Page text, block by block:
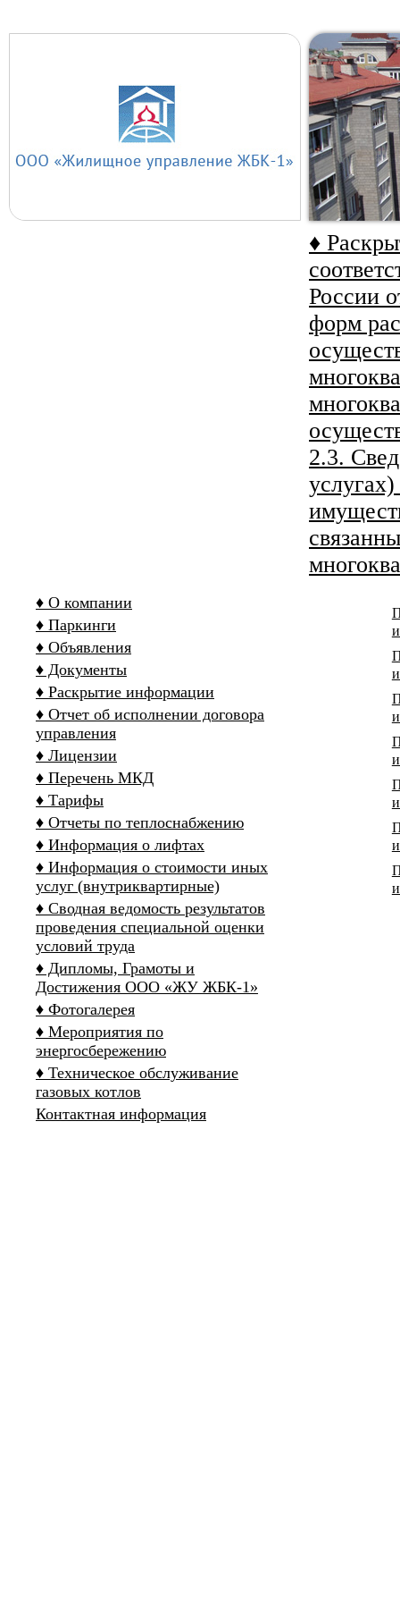
♦
России
форм
2.3.
♦ О компании
♦ Паркинги
♦ Объявления
♦ Документы
♦ Раскрытие информации
♦ Отчет об исполнении договора
управления
♦ Лицензии
♦ Перечень МКД
♦ Тарифы
♦ Отчеты по теплоснабжению
♦ Информация о лифтах
♦ Информация о стоимости иных
услуг (внутриквартирные)
♦ Сводная ведомость результатов
проведения специальной оценки
условий труда
♦ Дипломы, Грамоты и
Достижения ООО «ЖУ ЖБК-1»
♦ Фотогалерея
♦ Мероприятия по
энергосбережению
♦ Техническое обслуживание
газовых котлов
Контактная информация